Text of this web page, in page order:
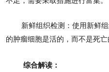
新鲜组织检测：使用新鲜
的肿瘤细胞是活的，而不是死亡
综合解读：